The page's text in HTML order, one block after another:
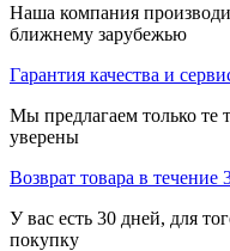
Наша компания
ближнему зарубежью
Гарантия качества и
Мы предлагаем только те
уверены
Возврат товара в течение
У вас есть 30 дней, для
покупку